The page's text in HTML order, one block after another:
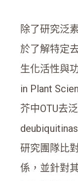
除了研究泛
於了解特定
生化活性與
in Plant
芥中OTU去
研究團隊比
係，並針對